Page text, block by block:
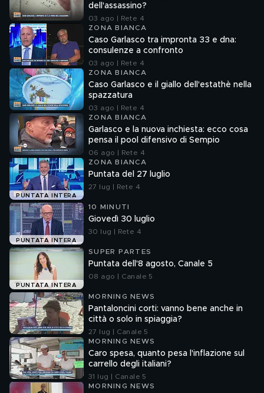
dell'assassino?
03 ago | Rete 4
ZONA BIANCA
Caso Garlasco tra impronta 33 e dna:
consulenze a confronto
03 ago | Rete 4
ZONA BIANCA
Caso Garlasco e il giallo dell'estathè nella
spazzatura
03 ago | Rete 4
ZONA BIANCA
Garlasco e la nuova inchiesta: ecco cosa
pensa il pool difensivo di Sempio
06 ago | Rete 4
PUNTATA INTERA
ZONA BIANCA
Puntata del 27 luglio
27 lug | Rete 4
PUNTATA INTERA
10 MINUTI
Giovedì 30 luglio
30 lug | Rete 4
PUNTATA INTERA
SUPER PARTES
Puntata dell'8 agosto, Canale 5
08 ago | Canale 5
MORNING NEWS
Pantaloncini corti: vanno bene anche in
città o solo in spiaggia?
27 lug | Canale 5
MORNING NEWS
Caro spesa, quanto pesa l'inflazione sul
carrello degli italiani?
31 lug | Canale 5
MORNING NEWS